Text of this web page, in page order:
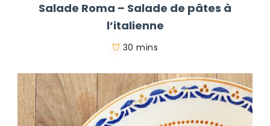
Salade Roma – Salade de pâtes à
l’italienne
30 mins